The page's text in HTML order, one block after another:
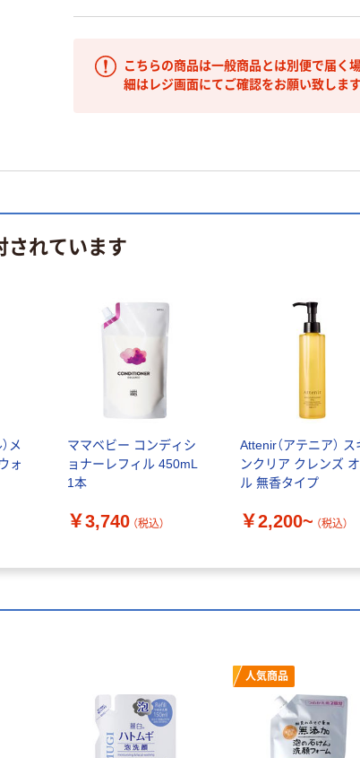
こちらの商品は一般商品とは別便で届く
細はレジ画面にてご確認をお願い致します
されています
メ
ォ
ママベビー コンディシ
ョナーレフィル 450mL
1本
￥3,740 （税込）
Attenir（アテニア） ス
ンクリア クレンズ
ル 無香タイプ
￥2,200~ （税込）
人気商品